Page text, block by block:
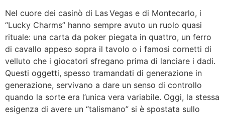
Nel cuore dei casinò di Las Vegas e di Montecarlo, i
“Lucky Charms” hanno sempre avuto un ruolo quasi
rituale: una carta da poker piegata in quattro, un ferro
di cavallo appeso sopra il tavolo o i famosi cornetti di
velluto che i giocatori sfregano prima di lanciare i dadi.
Questi oggetti, spesso tramandati di generazione in
generazione, servivano a dare un senso di controllo
quando la sorte era l’unica vera variabile. Oggi, la stessa
esigenza di avere un “talismano” si è spostata sullo